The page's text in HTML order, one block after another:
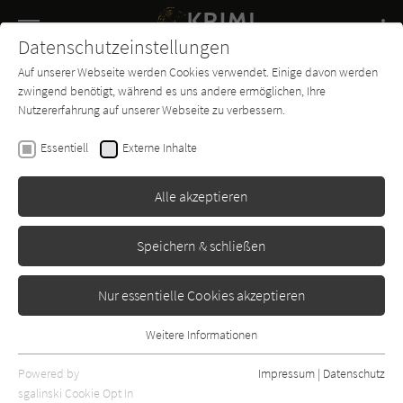
SUCHE
Buch-
Entdecker
Forum Charts
Andrew Vachss
Flood
Vintage Crime / Black Lizard Erschienen: August 1985
Datenschutzeinstellungen
Auf unserer Webseite werden Cookies verwendet. Einige davon werden
zwingend benötigt, während es uns andere ermöglichen, Ihre
Nutzererfahrung auf unserer Webseite zu verbessern.
Essentiell Externe Inhalte
Alle akzeptieren
Speichern & schließen
Nur essentielle Cookies akzeptieren
Essentielle Cookies werden für grundlegende Funktionen der
Webseite benötigt. Dadurch ist gewährleistet, dass die Webseite
Weitere Informationen
Powered by
sgalinski Cookie Opt In
Impressum | Datenschutz